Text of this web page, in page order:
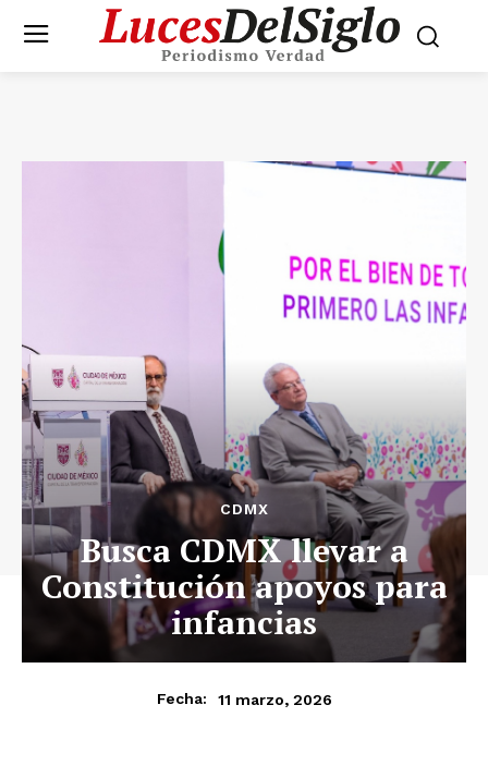
CDMX
Busca CDMX llevar a
Constitución apoyos para
infancias
Fecha: 11 marzo, 2026